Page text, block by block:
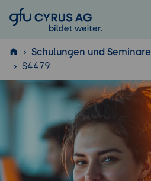
GFU Cyrus AG
ISTQB
Schulungen und Seminare
S4479